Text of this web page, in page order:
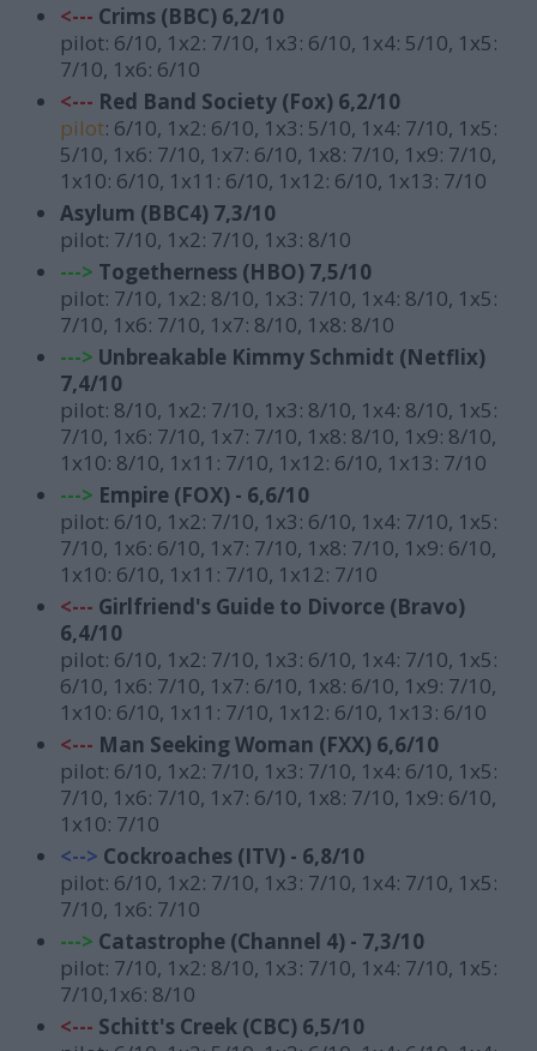
<--- Crims (BBC) 6,2/10
pilot: 6/10, 1x2: 7/10, 1x3: 6/10, 1x4: 5/10, 1x5:
7/10, 1x6: 6/10
<--- Red Band Society (Fox) 6,2/10
pilot: 6/10, 1x2: 6/10, 1x3: 5/10, 1x4: 7/10, 1x5:
5/10, 1x6: 7/10, 1x7: 6/10, 1x8: 7/10, 1x9: 7/10,
1x10: 6/10, 1x11: 6/10, 1x12: 6/10, 1x13: 7/10
Asylum (BBC4) 7,3/10
pilot: 7/10, 1x2: 7/10, 1x3: 8/10
---> Togetherness (HBO) 7,5/10
pilot: 7/10, 1x2: 8/10, 1x3: 7/10, 1x4: 8/10, 1x5:
7/10, 1x6: 7/10, 1x7: 8/10, 1x8: 8/10
---> Unbreakable Kimmy Schmidt (Netflix)
7,4/10
pilot: 8/10, 1x2: 7/10, 1x3: 8/10, 1x4: 8/10, 1x5:
7/10, 1x6: 7/10, 1x7: 7/10, 1x8: 8/10, 1x9: 8/10,
1x10: 8/10, 1x11: 7/10, 1x12: 6/10, 1x13: 7/10
---> Empire (FOX) - 6,6/10
pilot: 6/10, 1x2: 7/10, 1x3: 6/10, 1x4: 7/10, 1x5:
7/10, 1x6: 6/10, 1x7: 7/10, 1x8: 7/10, 1x9: 6/10,
1x10: 6/10, 1x11: 7/10, 1x12: 7/10
<--- Girlfriend's Guide to Divorce (Bravo)
6,4/10
pilot: 6/10, 1x2: 7/10, 1x3: 6/10, 1x4: 7/10, 1x5:
6/10, 1x6: 7/10, 1x7: 6/10, 1x8: 6/10, 1x9: 7/10,
1x10: 6/10, 1x11: 7/10, 1x12: 6/10, 1x13: 6/10
<--- Man Seeking Woman (FXX) 6,6/10
pilot: 6/10, 1x2: 7/10, 1x3: 7/10, 1x4: 6/10, 1x5:
7/10, 1x6: 7/10, 1x7: 6/10, 1x8: 7/10, 1x9: 6/10,
1x10: 7/10
<--> Cockroaches (ITV) - 6,8/10
pilot: 6/10, 1x2: 7/10, 1x3: 7/10, 1x4: 7/10, 1x5:
7/10, 1x6: 7/10
---> Catastrophe (Channel 4) - 7,3/10
pilot: 7/10, 1x2: 8/10, 1x3: 7/10, 1x4: 7/10, 1x5:
7/10,1x6: 8/10
<--- Schitt's Creek (CBC) 6,5/10